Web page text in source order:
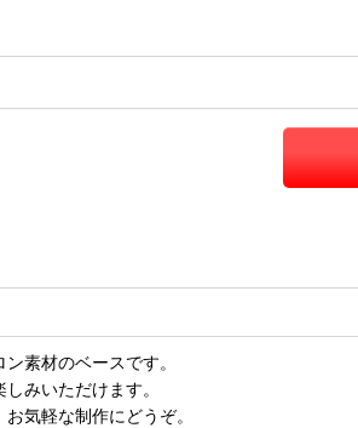
素材のベースです。
みいただけます。
気軽な制作にどうぞ。